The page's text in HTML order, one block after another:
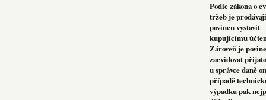
Podle zákona o
tržeb je
povinen vystavit
kupujícímu
Zároveň je
zaevidovat
u správce daně
případě
výpadku pak